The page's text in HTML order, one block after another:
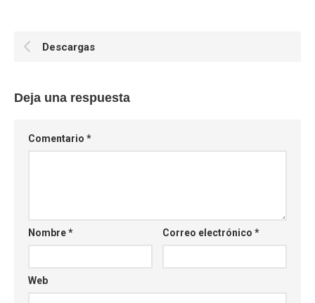
Descargas
Deja una respuesta
Comentario *
Nombre* Correo electrónico*
Web